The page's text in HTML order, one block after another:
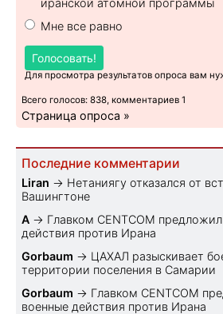
Мне все равно
Голосовать!
Для просмотра результатов опроса вам
Всего голосов: 838, комментариев 1
Страница опроса »
Последние комментарии
Liran → Нетаниягу отказался от
Вашингтоне
A → Главком CENTCOM
действия против Ирана
Gorbaum → ЦАХАЛ разыскивает
территории поселения в Самарии
Gorbaum → Главком CENTCOM
военные действия против Ирана